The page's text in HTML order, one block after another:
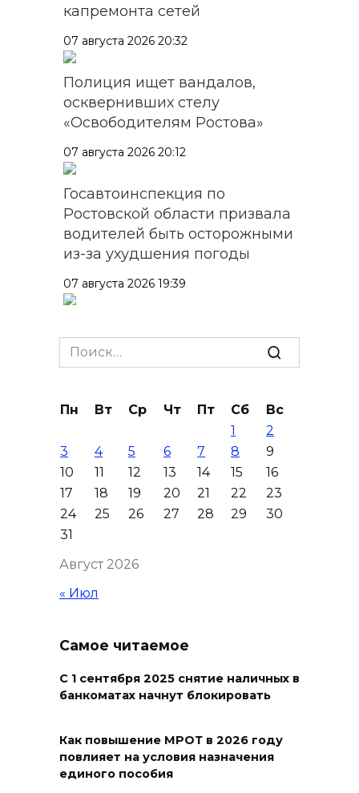
капремонта сетей
07 августа 2026 20:32
Полиция ищет вандалов,
осквернивших стелу
«Освободителям Ростова»
07 августа 2026 20:12
Госавтоинспекция по
Ростовской области призвала
водителей быть осторожными
из-за ухудшения погоды
07 августа 2026 19:39
и турниры: как в Ростове
отметят День физкультурника
В Таганроге из-за аварии
отключили свет на четырех
улицах
07 августа 2026 18:42
2000 жителей бесплатно
осваивают новые профессии
тысяч детей: в Ростовской
области продолжается
Search
for:
Август 2026
Пн Вт Ср Чт Пт Сб
Вс
1
2
3
4 5 6 7 8
9
10
11 12 13 14 15
16
17
18 19 20 21 22
23
24
25 26 27 28 29
30
31
« Июл
Самое читаемое
С 1 сентября 2025 снятие наличных в
банкоматах начнут блокировать
Как повышение МРОТ в 2026 году
повлияет на условия назначения
единого пособия